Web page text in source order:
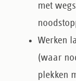
met
Werken
(waar
plekken